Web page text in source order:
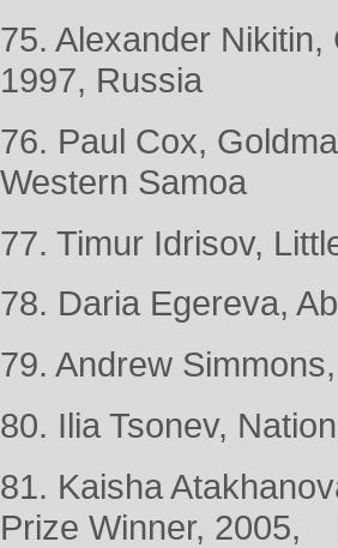
75. Alexander
1997, Russia
76. Paul Cox,
Western Samoa
77. Timur Idrisov,
78. Daria Egereva,
79. Andrew
80. Ilia Tsonev,
81. Kaisha
Prize Winner, 2005,